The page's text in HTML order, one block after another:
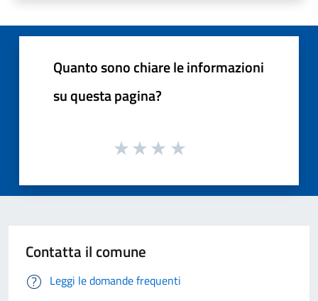
Quanto sono chiare le informazioni
su questa pagina?
Contatta il comune
Leggi le domande frequenti